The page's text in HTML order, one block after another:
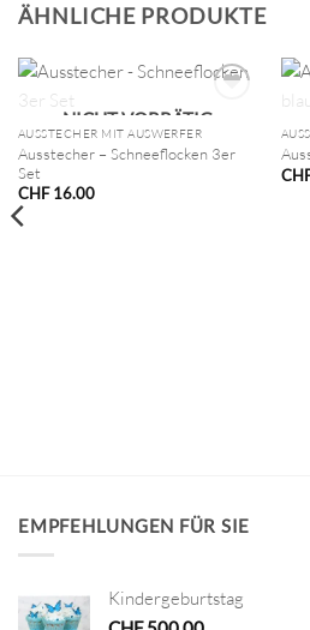
ÄHNLICHE PRODUKTE
NICHT VORRÄTIG
AUSSTECHER MIT AUSWERFER
Ausstecher – Schneeflocken 3er
Set
CHF16.00
EMPFEHLUNGEN FÜR SIE
Kindergeburtstag